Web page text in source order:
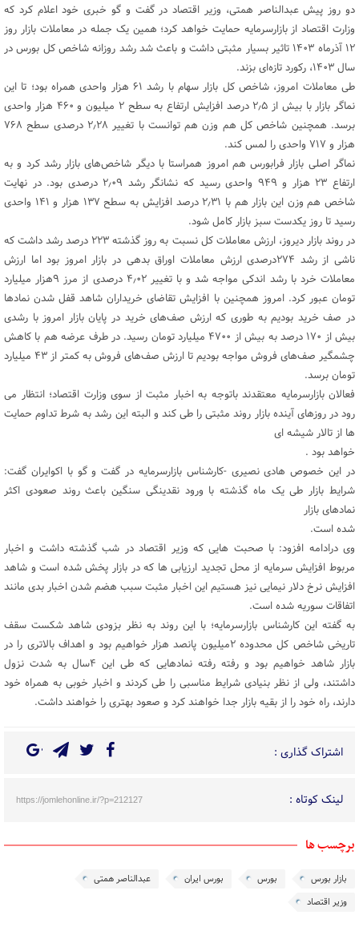
دو روز پیش عبدالناصر همتی، وزیر اقتصاد در گفت و گو خبری خود اعلام کرد که
وزارت اقتصاد از بازارسرمایه حمایت خواهد کرد؛ همین یک جمله در معاملات بازار روز
۱۲ آذرماه ۱۴۰۳ تاثیر بسیار مثبتی داشت و باعث شد رشد روزانه شاخص کل بورس در
سال ۱۴۰۳، رکورد تازه‌ای بزند.
طی معاملات امروز، شاخص کل بازار سهام با رشد ۶۱ هزار واحدی همراه بود؛ تا این
نماگر بازار با بیش از ۲٫۵ درصد افزایش ارتفاع به سطح ۲ میلیون و ۴۶۰ هزار واحدی
برسد. همچنین شاخص کل هم وزن هم توانست با تغییر ۲٫۲۸ درصدی سطح ۷۶۸
هزار و ۷۱۷ واحدی را لمس کند.
نماگر اصلی بازار فرابورس هم امروز همراستا با دیگر شاخص‌های بازار رشد کرد و به
ارتفاع ۲۳ هزار و ۹۴۹ واحدی رسید که نشانگر رشد ۲٫۰۹ درصدی بود. در نهایت
شاخص هم وزن این بازار هم با ۲٫۳۱ درصد افزایش به سطح ۱۳۷ هزار و ۱۴۱ واحدی
رسید تا روز یکدست سبز بازار کامل شود.
در روند بازار ديروز، ارزش معاملات کل نسبت به روز گذشته ۲۲۳ درصد رشد داشت که
ناشی از رشد ۲۷۴درصدی ارزش معاملات اوراق بدهی در بازار امروز بود اما ارزش
معاملات خرد با رشد اندکی مواجه شد و با تغییر ۴٫۰۲ درصدی از مرز ۹هزار میلیارد
تومان عبور کرد. امروز همچنین با افزایش تقاضای خریداران شاهد قفل شدن نمادها
در صف خرید بودیم به طوری که ارزش صف‌های خرید در پایان بازار امروز با رشدی
بیش از ۱۷۰ درصد به بیش از ۴۷۰۰ میلیارد تومان رسید. در طرف عرضه هم با کاهش
چشمگیر صف‌های فروش مواجه بودیم تا ارزش صف‌های فروش به کمتر از ۴۳ میلیارد
تومان برسد.
فعالان بازارسرمایه معتقدند باتوجه به اخبار مثبت از سوی وزارت اقتصاد؛ انتظار می
رود در روزهای آینده بازار روند مثبتی را طی کند و البته این رشد به شرط تداوم حمایت
ها از تالار شیشه ای
خواهد بود .
در این خصوص هادی نصیری -کارشناس بازارسرمایه در گفت و گو با اکوایران گفت:
شرایط بازار طی یک ماه گذشته با ورود نقدینگی سنگین‌ باعث روند صعودی اکثر
نمادهای بازار
شده است.
وی درادامه افزود: با صحبت هایی که وزیر اقتصاد در شب گذشته داشت و اخبار
مربوط افزایش سرمایه از محل تجدید ارزیابی ها که در بازار پخش شده است و شاهد
افزایش نرخ دلار نیمایی نیز هستیم این اخبار‌ مثبت سبب هضم شدن اخبار بدی مانند
اتفاقات سوریه شده است.
به گفته این کارشناس بازارسرمایه؛ با این روند به نظر بزودی شاهد شکست سقف
تاریخی شاخص کل محدوده ۲میلیون پانصد هزار خواهیم بود و اهداف بالاتری را در
بازار شاهد خواهیم بود و رفته رفته نمادهایی که طی این ۴سال‌ به شدت نزول
داشتند، ولی از نظر بنیادی شرایط مناسبی را طی کردند و اخبار خوبی به‌ همراه خود
دارند، راه خود را از بقیه‌ بازار جدا خواهند کرد و صعود بهتری را خواهند داشت.
اشتراک گذاری :
لینک کوتاه : https://jomlehonline.ir/?p=212127
برچسب ها
بازار بورس بورس بورس ایران
عبدالناصر همتی
وزیر اقتصاد